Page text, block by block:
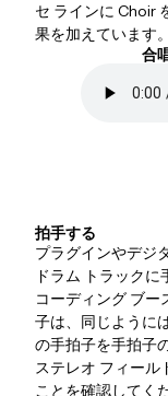
セ ラインに Choir
果を加えています。
合
拍手する
プラグインやデジ
ドラム トラック
コーディング ブ
子は、同じように
の手拍子を手拍子
ステレオ フィール
ことを確認してく